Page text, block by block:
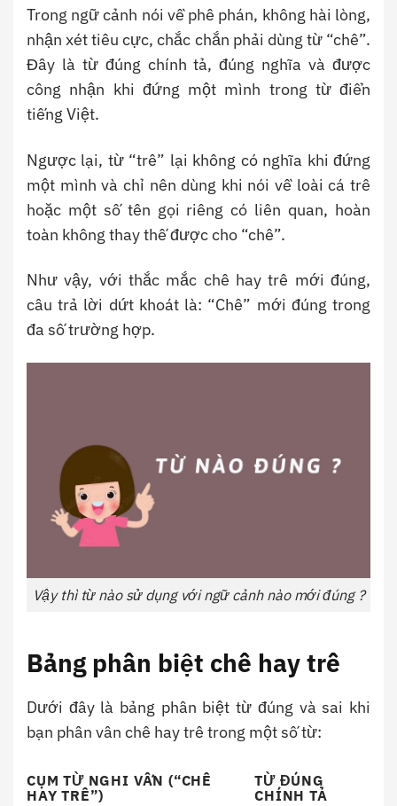
Trong ngữ cảnh nói về phê phán, không hài lòng,
nhận xét tiêu cực, chắc chắn phải dùng từ “chê”.
Đây là từ đúng chính tả, đúng nghĩa và được
công nhận khi đứng một mình trong từ điển
tiếng Việt.
Ngược lại, từ “trê” lại không có nghĩa khi đứng
một mình và chỉ nên dùng khi nói về loài cá trê
hoặc một số tên gọi riêng có liên quan, hoàn
toàn không thay thế được cho “chê”.
Như vậy, với thắc mắc chê hay trê mới đúng,
câu trả lời dứt khoát là: “Chê” mới đúng trong
đa số trường hợp.
Vậy thì từ nào sử dụng với ngữ cảnh nào mới đúng ?
Bảng phân biệt chê hay trê
Dưới đây là bảng phân biệt từ đúng và sai khi
bạn phân vân chê hay trê trong một số từ:
CỤM TỪ NGHI VẤN (“CHÊ
HAY TRÊ”)
TỪ ĐÚNG
CHÍNH TẢ